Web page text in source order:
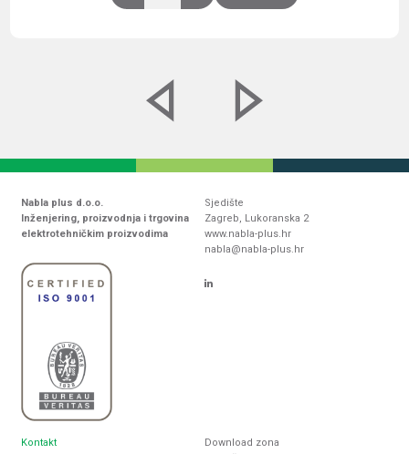
Nabla plus d.o.o.
Inženjering, proizvodnja i trgovina
elektrotehničkim proizvodima
Sjedište
Zagreb, Lukoranska 2
www.nabla-plus.hr
nabla@nabla-plus.hr
Kontakt
Download zona